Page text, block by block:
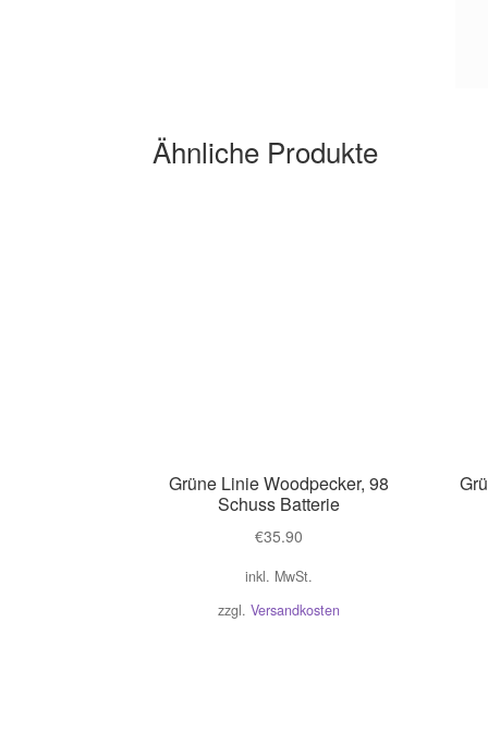
Ähnliche Produkte
Grüne Linie Woodpecker, 98
Schuss Batterie
€35.90
inkl. MwSt.
zzgl. Versandkosten